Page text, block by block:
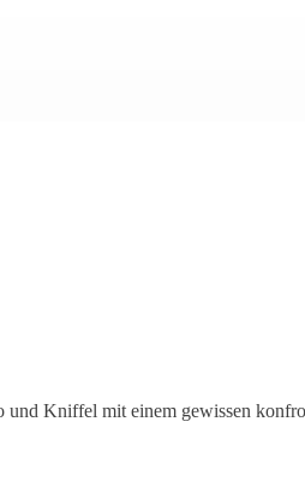
und Kniffel mit einem gewissen